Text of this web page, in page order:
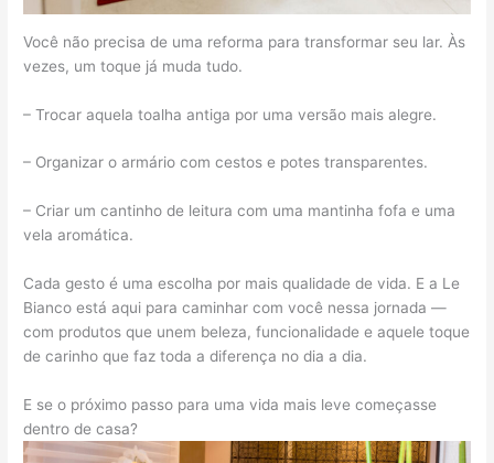
Você não precisa de uma reforma para transformar seu lar. Às
vezes, um toque já muda tudo.
– Trocar aquela toalha antiga por uma versão mais alegre.
– Organizar o armário com cestos e potes transparentes.
– Criar um cantinho de leitura com uma mantinha fofa e uma
vela aromática.
Cada gesto é uma escolha por mais qualidade de vida. E a Le
Bianco está aqui para caminhar com você nessa jornada —
com produtos que unem beleza, funcionalidade e aquele toque
de carinho que faz toda a diferença no dia a dia.
E se o próximo passo para uma vida mais leve começasse
dentro de casa?